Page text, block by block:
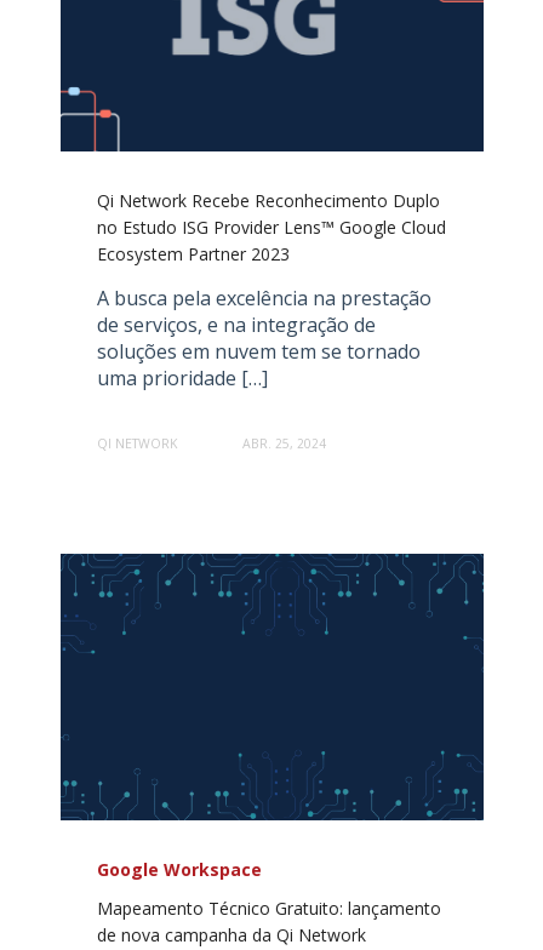
Qi Network Recebe Reconhecimento Duplo
no Estudo ISG Provider Lens™ Google Cloud
Ecosystem Partner 2023
A busca pela excelência na prestação
de serviços, e na integração de
soluções em nuvem tem se tornado
uma prioridade […]
QI NETWORK ABR. 25, 2024
Google Workspace
Mapeamento Técnico Gratuito: lançamento
de nova campanha da Qi Network